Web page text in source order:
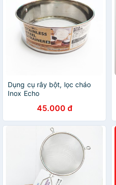
Dụng cụ rây bột, lọc cháo
Inox Echo
45.000 đ